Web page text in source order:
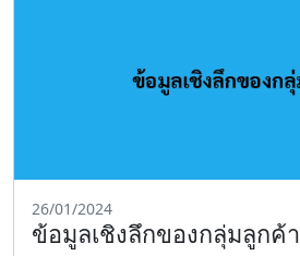
26/01/2024
ข้อมูลเชิงลึกของกลุ่มลูกค้า